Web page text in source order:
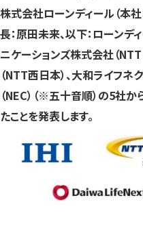
株式会社ローンディール（本
長：原田未来、以下：ローンデ
ニケーションズ株式会社（
（NTT西日本）、大和ライフ
（NEC）（※五十音順）の5社
たことを発表します。